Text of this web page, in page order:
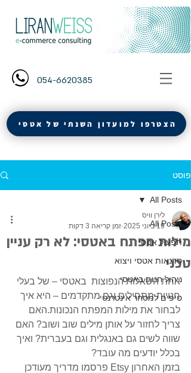
054-6620385
הצטרפו למועדון השנתי של אטסי
פוסט
All Posts
תפעול אטסי
סדנאות אטסי ויצוא
ניהול חנות באטסי
טיפים למסחר אינטרנטי
All Posts
מילות מפתח באטסי: לא רק עניין
טכני
לירן וויס
19 ביוני 2025
זמן קריאה 3 דקות
אחת השאלות הנפוצות  באטסי – של בעלי
חנויות מתחילים וגם מתקדמים – היא איך
לבחור את מילות המפתח הנכונות.האם
צריך לחזור על אותן מילים שוב ושוב? האם
שווה לשים גם באנגלית וגם בעברית? ואיך
בכלל יודעים מה עובד?
בזמן האחרון Etsy פרסמו מדריך מעודכן